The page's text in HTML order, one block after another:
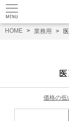
HOME 業務用
価格の低